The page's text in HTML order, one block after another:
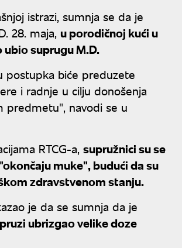
istrazi, sumnja se da je
28. maja, u porodičnoj kući u
ubio suprugu M.D.
postupka biće preduzete
i radnje u cilju donošenja
predmetu", navodi se u
RTCG-a, supružnici su se
muke", budući da su
zdravstvenom stanju.
je da se sumnja da je
ubrizgao velike doze